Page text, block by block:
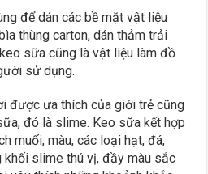
để dán các bề mặt vật liệu
thùng carton, dán thảm trải
sữa cũng là vật liệu làm đồ
sử dụng.
được ưa thích của giới trẻ cũng
đó là slime. Keo sữa kết hợp
muối, màu, các loại hạt, đá,
slime thú vị, đầy màu sắc